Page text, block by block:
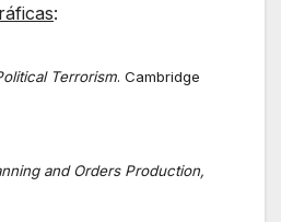
:
Terrorism. Cambridge
and Orders Production,